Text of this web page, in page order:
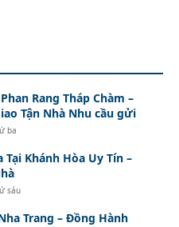
Rang Tháp Chàm –
Tận Nhà Nhu cầu gửi
ba
Khánh Hòa Uy Tín –
sáu
Trang – Đồng Hành